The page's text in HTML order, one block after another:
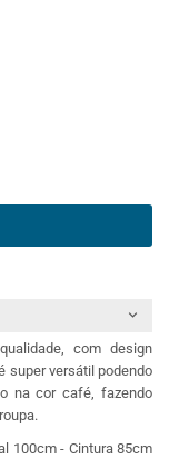
com design
super versátil podendo
na cor café, fazendo
100cm - Cintura 85cm